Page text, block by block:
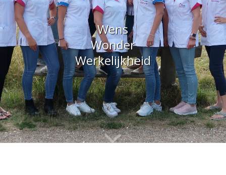
Wens
Wonder
Werkelijkheid